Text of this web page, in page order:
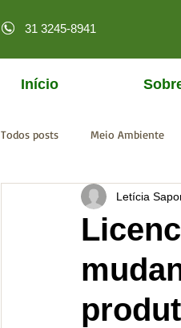
31 3245-8941
Início
Todos posts Meio Ambiente
licenciamento onlineLetícia